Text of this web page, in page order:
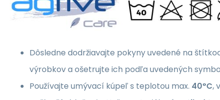
Dôsledne dodržiavajte pokyny uvedené na
výrobkov a ošetrujte ich podľa uvedených
Používajte umývací kúpeľ s teplotou max. 40°C,